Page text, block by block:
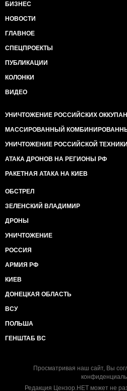
БИЗНЕС
НОВОСТИ
ГЛАВНОЕ
СПЕЦПРОЕКТЫ
ПУБЛИКАЦИИ
КОЛОНКИ
ВИДЕО
УНИЧТОЖЕНИЕ РОССИЙСКИХ
МАССИРОВАННЫЙ
УНИЧТОЖЕНИЕ РОССИЙСКОЙ ТЕХНИКИ
АТАКА ДРОНОВ НА РЕГИОНЫ РФ
РАКЕТНАЯ АТАКА НА КИЕВ
ОБСТРЕЛ
ЗЕЛЕНСКИЙ ВЛАДИМИР
ДРОНЫ
УНИЧТОЖЕНИЕ
РОССИЯ
АРМИЯ РФ
КИЕВ
ДОНЕЦКАЯ ОБЛАСТЬ
ВСУ
ПОЛЬША
ГЕНШТАБ ВС
Просматривая наш сайт, Вы
Редакция Цензор.НЕТ может не